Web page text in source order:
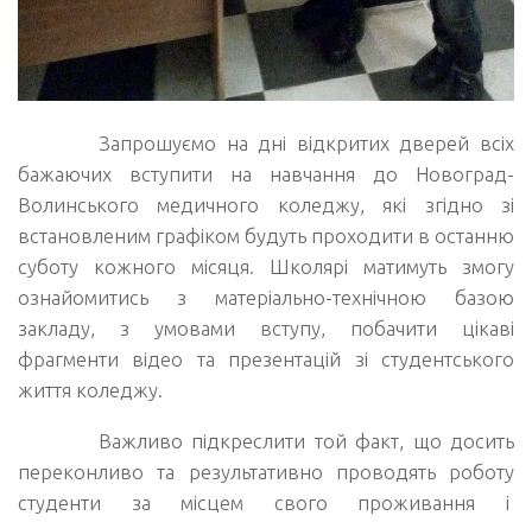
Запрошуємо на дні відкритих дверей всіх
бажаючих вступити на навчання до Новоград-
Волинського медичного коледжу, які згідно зі
встановленим графіком будуть проходити в останню
суботу кожного місяця. Школярі матимуть змогу
ознайомитись з матеріально-технічною базою
закладу, з умовами вступу, побачити цікаві
фрагменти відео та презентацій зі студентського
життя коледжу.
Важливо підкреслити той факт, що досить
переконливо та результативно проводять роботу
студенти за місцем свого проживання і